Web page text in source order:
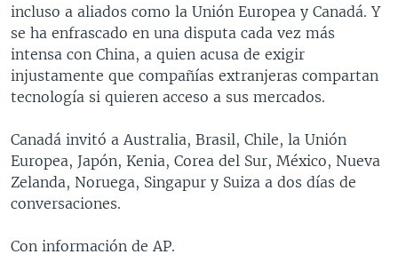
incluso a aliados como la Unión Europea y Canadá. Y
se ha enfrascado en una disputa cada vez más
intensa con China, a quien acusa de exigir
injustamente que compañías extranjeras compartan
tecnología si quieren acceso a sus mercados.
Canadá invitó a Australia, Brasil, Chile, la Unión
Europea, Japón, Kenia, Corea del Sur, México, Nueva
Zelanda, Noruega, Singapur y Suiza a dos días de
conversaciones.
Con información de AP.